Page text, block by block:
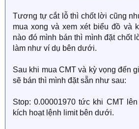
Tương tự cắt lỗ thì chốt lời cũng
mua xong và xem xét biểu đồ và
nào đó mình bán thì mình đặt chốt
làm như ví dụ bên dưới.
Sau khi mua CMT và kỳ vọng đến
sẽ bán thì mình đặt sẵn như sau:
Stop: 0.00001970 tức khi CMT
kích hoạt lệnh limit bên dưới.